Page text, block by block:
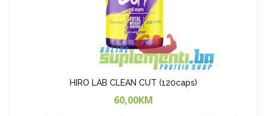
HIRO LAB CLEAN CUT (120caps)
60,00KM